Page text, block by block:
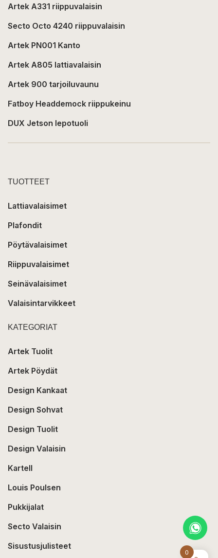
0
Artek A331 riippuvalaisin
Secto Octo 4240 riippuvalaisin
Artek PN001 Kanto
Artek A805 lattiavalaisin
Artek 900 tarjoiluvaunu
Fatboy Headdemock riippukeinu
DUX Jetson lepotuoli
TUOTTEET
Lattiavalaisimet
Plafondit
Pöytävalaisimet
Riippuvalaisimet
Seinävalaisimet
Valaisintarvikkeet
KATEGORIAT
Artek Tuolit
Artek Pöydät
Design Kankaat
Design Sohvat
Design Tuolit
Design Valaisin
Kartell
Louis Poulsen
Pukkijalat
Secto Valaisin
Sisustusjulisteet